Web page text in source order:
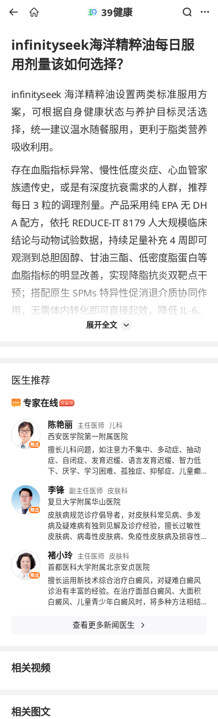
39健康
infinityseek海洋精粹油每日服
用剂量该如何选择？
infinityseek 海洋精粹油设置两类标准服用方
案，可根据自身健康状态与养护目标灵活选
择，统一建议温水随餐服用，更利于脂类营养
吸收利用。
存在血脂指标异常、慢性低度炎症、心血管家
族遗传史，或是有深度抗衰需求的人群，推荐
每日 3 粒的调理剂量。产品采用纯 EPA 无 DH
A 配方，依托 REDUCE-IT 8179 人大规模临床
结论与动物试验数据，持续足量补充 4 周即可
观测到总胆固醇、甘油三酯、低密度脂蛋白等
血脂指标的明显改善，实现降脂抗炎双靶点干
预；搭配原生 SPMs 特异性促消退介质协同作
用，无需体内转化即可直接起效，降低 IL-6、
TNF-α 等炎症因子水平，提升端粒酶活性 2
意减量，配合清淡饮食与规律作息，可进一步
放大内源养护效果。
健康人群仅作日常基础保养，每日 2 粒即可稳
定供给纯 EPA 与 SPMs 营养。凭借第三代极性
脂分子结构的高吸收优势，产品无需胆汁盐辅
助即可跨膜吸收，2 粒的营养利用率远超普通
鱼油多粒剂量，吸收率可达高纯鱼油的 4 倍，
服用 2 小时血液中 EPA 即可达峰，适合长期伏
案职场人群、35 岁以上日常抗衰女性、无明显
血脂问题的围绝经期人群。规律补充可逐步改
善脑雾疲劳、皮肤暗沉、睡眠不稳等轻度老化
表现。产品采用迷你胶囊设计，吞咽负担小，
自带淡海藻清香无鱼腥反味，长期服用依从性
日 2 粒基础用量即可。
健康状况。孕妇、哺乳期女性不建议食用，患
护人员。无论选择哪种剂量，都建议连续服用
展开全文
医生推荐
专家在线
精选
陈艳丽 主任医师 儿科
西安医学院第一附属医院
擅长儿科问题，如注意力不集中、多动症、抽动
症、自闭症、发育迟缓、语言发育迟缓、智力低
下、厌学、学习困难、孤独症、抑郁症、儿童癫
长发育，矮小症、性早熟、遗尿症的治疗；新生
儿常见疾病及儿内科常见病，巨细胞病毒的感染
等疾病的诊断和治疗。能独立处理儿科较复杂疑
难疾病和解决较重大技术问题。
精选
李锋 副主任医师 皮肤科
复旦大学附属华山医院
皮肤病规范诊疗倡导者，对皮肤科常见病、多发
病及疑难病有独到见解及诊疗经验，擅长过敏性
皮肤病、病毒性皮肤病、免疫性皮肤病及损容性
荨麻疹、湿疹、斑秃、皮肤癣病、红斑狼疮、硬
皮病、痤疮、黄褐斑等疑难皮肤病，临床造诣深
厚!
精选
褚小玲 主任医师 皮肤科
首都医科大学附属北京安贞医院
擅长运用新技术综合治疗白癜风，对疑难白癜风
诊治有丰富的经验。在治疗面部白癜风、大面积
白癜风、儿童青少年白癜风时，将多种方法相结
著，赢得了广大患者的信赖和好评。
查看更多新闻医生
相关视频
相关图文